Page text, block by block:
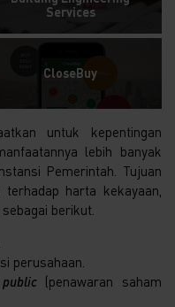
Services
CloseBuy
untuk kepentingan
lebih banyak
Pemerintah. Tujuan
harta kekayaan,
berikut.
perusahaan.
(penawaran saham